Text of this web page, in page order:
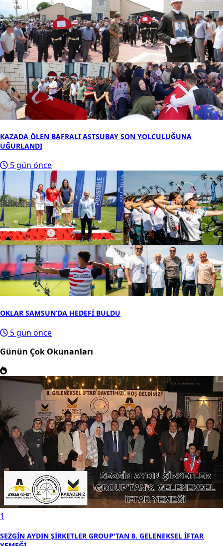
KAZADA ÖLEN BAFRALI ASTSUBAY SON YOLCULUĞUNA
UĞURLANDI
5 gün önce
OKLAR SAMSUN’DA HEDEFİ BULDU
5 gün önce
Günün Çok Okunanları
1
SEZGİN AYDIN ŞİRKETLER GROUP'TAN 8. GELENEKSEL İFTAR